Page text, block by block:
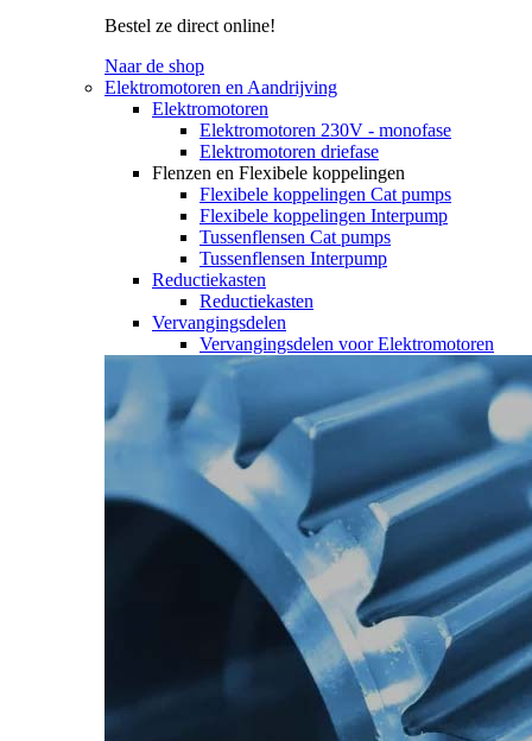
Bestel ze direct online!
Naar de shop
Elektromotoren en Aandrijving
Elektromotoren
Elektromotoren 230V - monofase
Elektromotoren driefase
Flenzen en Flexibele koppelingen
Flexibele koppelingen Cat pumps
Flexibele koppelingen Interpump
Tussenflensen Cat pumps
Tussenflensen Interpump
Reductiekasten
Reductiekasten
Vervangingsdelen
Vervangingsdelen voor Elektromotoren